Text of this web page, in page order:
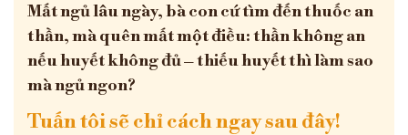
Mất ngủ lâu ngày, bà con cứ tìm đến thuốc an
thần, mà quên mất một điều: thần không an
nếu huyết không đủ – thiếu huyết thì làm sao
mà ngủ ngon?
Tuấn tôi sẽ chỉ cách ngay sau đây!